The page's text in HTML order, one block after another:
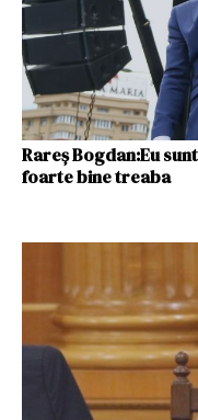
Rareș Bogdan:Eu
foarte bine treaba